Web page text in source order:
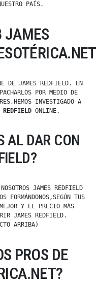
PAÍS.
JAMES
DE JAMES REDFIELD. EN
POR MEDIO DE
INVESTIGADO A
REDFIELDONLINE.
AL DAR CON
JAMES REDFIELD
FORMÁNDONOS,SEGÚN TUS
MEJOR Y EL PRECIO MÁS
JAMES REDFIELD.
ARRIBA)
PROS DE